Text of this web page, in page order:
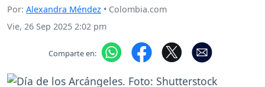
Por: Alexandra Méndez • Colombia.com
Vie, 26 Sep 2025 2:02 pm
Comparte en: